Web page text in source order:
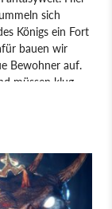
sich
Königs ein Fort
bauen wir
Bewohner auf.
müssen klug
Diese Bürden
Gord wird
gegründet